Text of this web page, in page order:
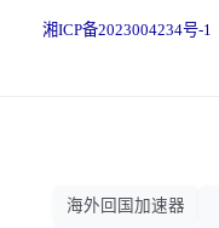
湘ICP备2023004234号-1
海外回国加速器